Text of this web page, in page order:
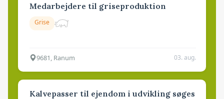
Medarbejdere til griseproduktion
Grise
9681, Ranum 03. aug.
Kalvepasser til ejendom i udvikling søges